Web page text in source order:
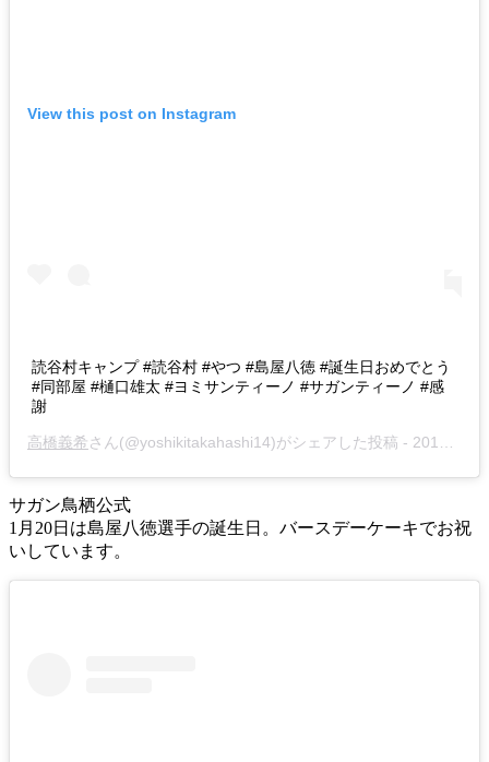
View this post on Instagram
読谷村キャンプ #読谷村 #やつ #島屋八徳 #誕生日おめでとう
#同部屋 #樋口雄太 #ヨミサンティーノ #サガンティーノ #感
謝
高橋義希さん(@yoshikitakahashi14)がシェアした投稿 - 2019年 1月月20日午前3時34分PST
サガン鳥栖公式
1月20日は島屋八徳選手の誕生日。バースデーケーキでお祝
いしています。